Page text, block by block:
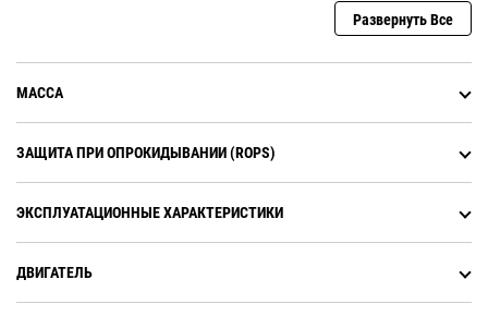
Развернуть Все
МАССА
ЗАЩИТА ПРИ ОПРОКИДЫВАНИИ (ROPS)
ЭКСПЛУАТАЦИОННЫЕ ХАРАКТЕРИСТИКИ
ДВИГАТЕЛЬ